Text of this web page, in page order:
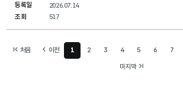
등록일
2026.07.14
조회
517
처음 이전 1현재 페이지
2 3 4 5 6 7
마지막